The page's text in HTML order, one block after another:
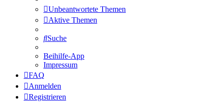
Unbeantwortete Themen
Aktive Themen
Suche
Beihilfe-App
Impressum
FAQ
Anmelden
Registrieren